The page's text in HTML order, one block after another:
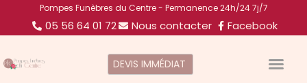
Pompes Funèbres du Centre - Permanence 24h/24 7j/7
05 56 64 01 72 Nous contacter Facebook
DEVIS IMMÉDIAT